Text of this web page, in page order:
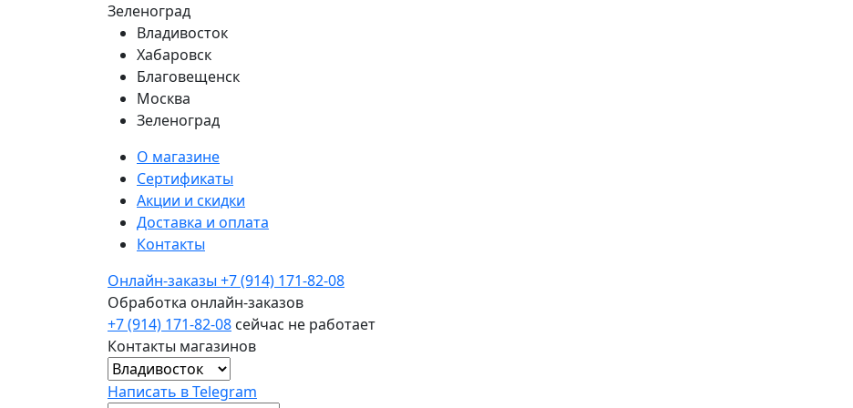
Зеленоград
Владивосток
Хабаровск
Благовещенск
Москва
Зеленоград
О магазине
Сертификаты
Акции и скидки
Доставка и оплата
Контакты
Онлайн-заказы +7 (914) 171-82-08
Обработка онлайн-заказов
+7 (914) 171-82-08 сейчас не работает
Контакты магазинов
Написать в Telegram